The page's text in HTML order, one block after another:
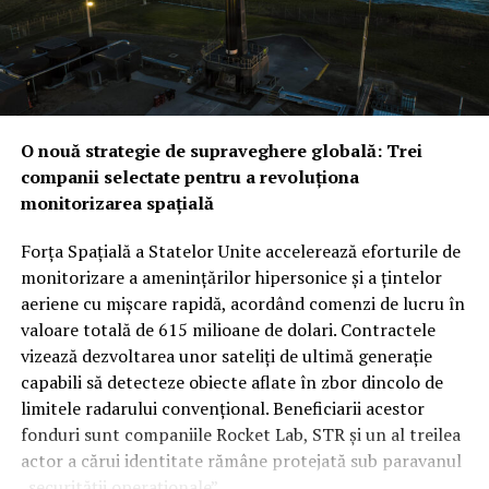
informații.
Obiectivul final este clar: o tranziție rapidă de la inovația
brută la aplicații practice pe teren. Prin această
strategie, Statele Unite își asigură o supremație
comerciale pentru a fortifica un sistem de apărare care
devine tot mai dependent de date precise și livrate
instantaneu.
Provocarea iraniană: Între descurajarea strategică și
testul realității din terenNoua alianță ar putea fi
testată mult mai curând decât se anticipa, pe fondul
amenințărilor constante venite din partea forțelor
vedea cu ochi buni această redistribuire a
responsabilităților de securitate între aliații săi
regionali, unii analiști rămân sceptici cu privire la
Rămâne de văzut dacă, în cazul unui atac iminent din
partea proxy-urilor Teheranului, Ankara și Islamabadul
vor interveni militar pentru a proteja regatul saudit,
transformând semnăturile de astăzi într-o realitate
operativă.
O nouă strategie de supraveghere globală: Trei
companii selectate pentru a revoluționa
monitorizarea spațială
Forța Spațială a Statelor Unite accelerează eforturile de
monitorizare a amenințărilor hipersonice și a țintelor
aeriene cu mișcare rapidă, acordând comenzi de lucru în
valoare totală de 615 milioane de dolari. Contractele
vizează dezvoltarea unor sateliți de ultimă generație
capabili să detecteze obiecte aflate în zbor dincolo de
limitele radarului convențional. Beneficiarii acestor
fonduri sunt companiile Rocket Lab, STR și un al treilea
actor a cărui identitate rămâne protejată sub paravanul